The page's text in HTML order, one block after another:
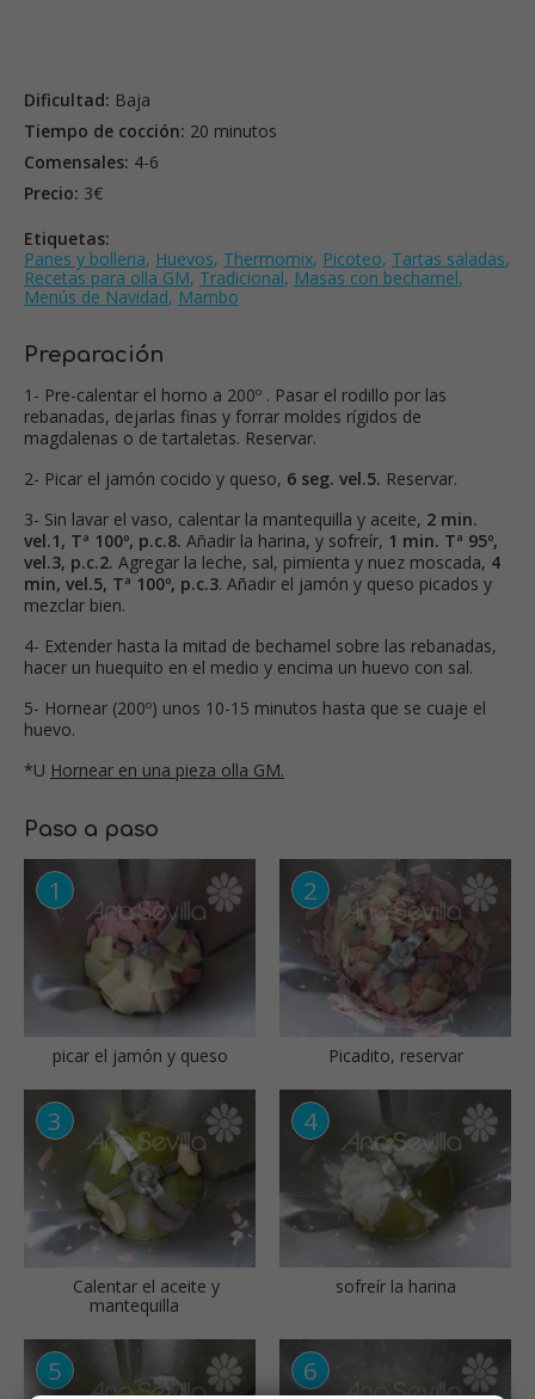
Dificultad: Baja
Tiempo de cocción: 20 minutos
Comensales: 4-6
Precio: 3€
Etiquetas:
Panes y bolleria, Huevos, Thermomix, Picoteo, Tartas saladas,
Recetas para olla GM, Tradicional, Masas con bechamel,
Menús de Navidad, Mambo
Preparación
1- Pre-calentar el horno a 200º . Pasar el rodillo por las
rebanadas, dejarlas finas y forrar moldes rígidos de
magdalenas o de tartaletas. Reservar.
2- Picar el jamón cocido y queso, 6 seg. vel.5. Reservar.
3- Sin lavar el vaso, calentar la mantequilla y aceite, 2 min.
vel.1, Tª 100º, p.c.8. Añadir la harina, y sofreír, 1 min. Tª 95º,
vel.3, p.c.2. Agregar la leche, sal, pimienta y nuez moscada, 4
min, vel.5, Tª 100º, p.c.3. Añadir el jamón y queso picados y
mezclar bien.
4- Extender hasta la mitad de bechamel sobre las rebanadas,
hacer un huequito en el medio y encima un huevo con sal.
5- Hornear (200º) unos 10-15 minutos hasta que se cuaje el
huevo.
*U Hornear en una pieza olla GM.
Paso a paso
picar el jamón y queso Picadito, reservar
Calentar el aceite y
mantequilla
sofreír la harina